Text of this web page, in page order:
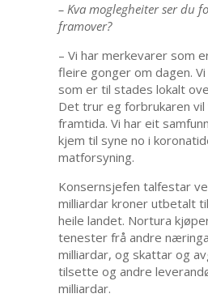
– Kva moglegheiter ser du
framover?
– Vi har merkevarer som
fleire gonger om dagen.
som er til stades lokalt
Det trur eg forbrukaren
framtida. Vi har eit
kjem til syne no i
matforsyning.
Konsernsjefen talfestar
milliardar kroner utbetalt
heile landet. Nortura
tenester frå andre
milliardar, og skattar og
tilsette og andre
milliardar.